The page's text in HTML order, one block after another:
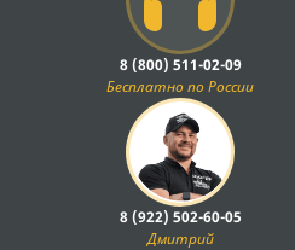
8 (800) 511-02-09
Бесплатно по России
8 (922) 502-60-05
Дмитрий